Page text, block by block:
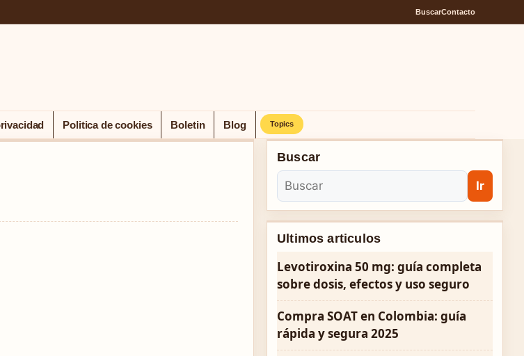
BuscarContacto
Politica de cookies Boletin Blog Topics
Buscar
Ir
Ultimos articulos
Levotiroxina 50 mg: guía completa
sobre dosis, efectos y uso seguro
Compra SOAT en Colombia: guía
rápida y segura 2025